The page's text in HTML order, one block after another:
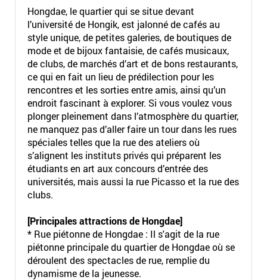
Hongdae, le quartier qui se situe devant
l’université de Hongik, est jalonné de cafés au
style unique, de petites galeries, de boutiques de
mode et de bijoux fantaisie, de cafés musicaux,
de clubs, de marchés d’art et de bons restaurants,
ce qui en fait un lieu de prédilection pour les
rencontres et les sorties entre amis, ainsi qu’un
endroit fascinant à explorer. Si vous voulez vous
plonger pleinement dans l’atmosphère du quartier,
ne manquez pas d’aller faire un tour dans les rues
spéciales telles que la rue des ateliers où
s’alignent les instituts privés qui préparent les
étudiants en art aux concours d’entrée des
universités, mais aussi la rue Picasso et la rue des
clubs.
[Principales attractions de Hongdae]
* Rue piétonne de Hongdae : Il s'agit de la rue
piétonne principale du quartier de Hongdae où se
déroulent des spectacles de rue, remplie du
dynamisme de la jeunesse.